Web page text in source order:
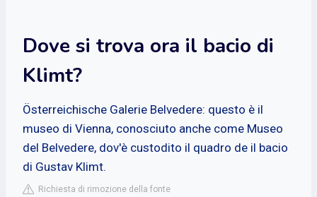
Dove si trova ora il bacio di
Klimt?
Österreichische Galerie Belvedere: questo è il
museo di Vienna, conosciuto anche come Museo
del Belvedere, dov'è custodito il quadro de il bacio
di Gustav Klimt.
Richiesta di rimozione della fonte